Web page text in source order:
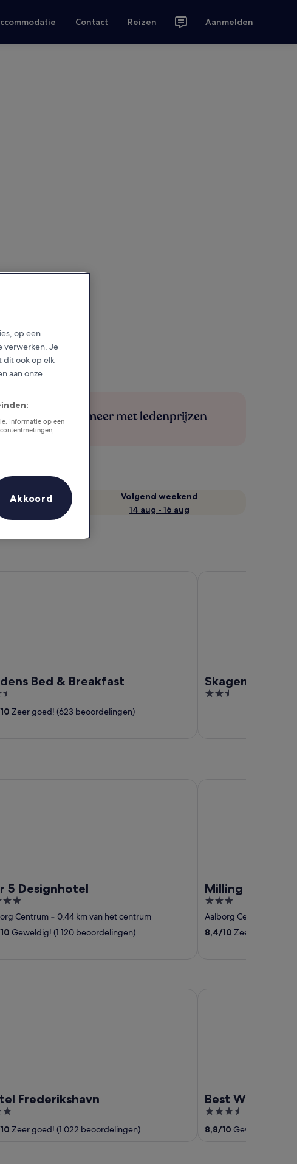
Contact Reizen Aanmelden
Bespaar meer met ledenprijzen
Volgend weekend
14 aug - 16 aug
Bed & Breakfast
10 Zeer goed! (623 beoordelingen)
Skagen Motel
2.5
5 Designhotel
Centrum ‐ 0,44 km van het centrum
10 Geweldig! (1.120 beoordelingen)
Milling Hotel
3
out
of
Aalborg Centrum
8,4/10 Zeer goed!
Frederikshavn
10 Zeer goed! (1.022 beoordelingen)
Best Western
3.5
out
of
8,8/10 Geweldig!
op een
verwerken. Je
dit ook op elk
aan onze
Informatie op een
Akkoord